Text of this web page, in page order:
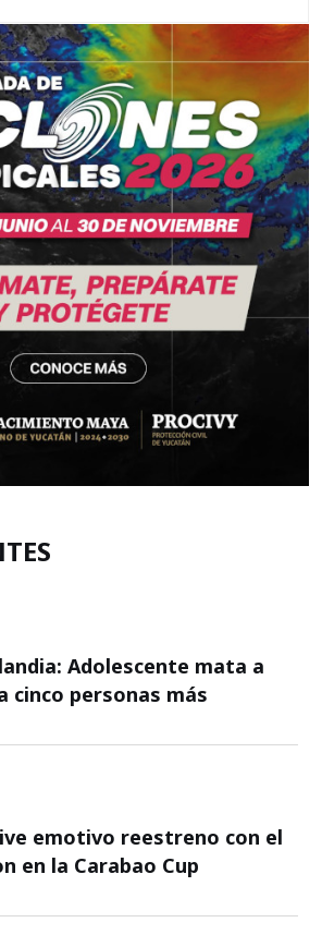
Adolescente mata a
cinco personas más
emotivo reestreno con el
en la Carabao Cup